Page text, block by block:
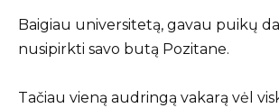
Baigiau universitetą, gavau puikų
nusipirkti savo butą Pozitane.
Tačiau vieną audringą vakarą vėl